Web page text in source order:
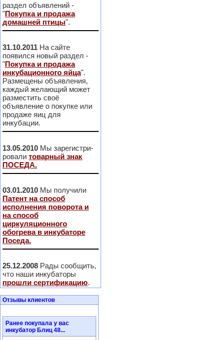
раздел объявлений -
"Покупка и продажа
домашней птицы".
31.10.2011 На сайте
появился новый раздел -
"Покупка и продажа
инкубационного яйца".
Размещены объявления,
каждый желающий может
разместить своё
объявление о покупке или
продаже яиц для
инкубации.
13.05.2010 Мы зарегистри-
ровали товарный знак
ПОСЕДА.
03.01.2010 Мы получили
Патент на способ
исполнения поворота и
на способ
циркуляционного
обогрева в инкубаторе
Поседа.
25.12.2008 Рады сообщить,
что наши инкубаторы
прошли сертификацию.
Отзывы клиентов
Ранее покупала у вас
инкубатор Блиц 48...